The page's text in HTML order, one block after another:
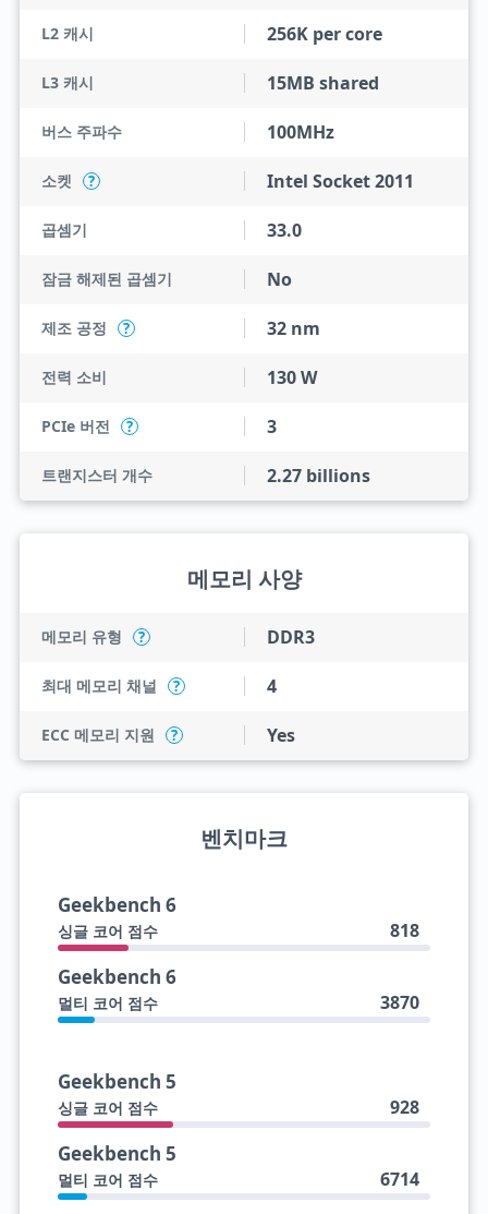
L2 캐시 256K per core
L3 캐시 15MB shared
버스 주파수 100MHz
소켓 ? Intel Socket 2011
곱셈기 33.0
잠금 해제된 곱셈기 No
제조 공정 ? 32 nm
전력 소비 130 W
PCIe 버전 ? 3
트랜지스터 개수 2.27 billions
메모리 사양
메모리 유형 ? DDR3
최대 메모리 채널 ? 4
ECC 메모리 지원 ? Yes
벤치마크
Geekbench 6
싱글 코어 점수 818
Geekbench 6
멀티 코어 점수 3870
Geekbench 5
싱글 코어 점수 928
Geekbench 5
멀티 코어 점수 6714